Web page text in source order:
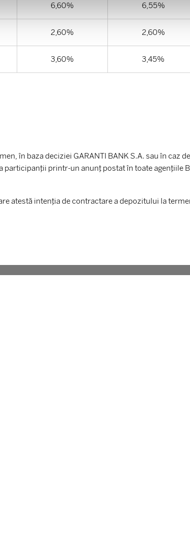
6,60% 6,55%
2,60% 2,60%
3,60% 3,45%
în baza deciziei GARANTI BANK S.A. sau în caz
participanții printr-un anunț postat în toate agențiile
atestă intenția de contractare a depozitului la